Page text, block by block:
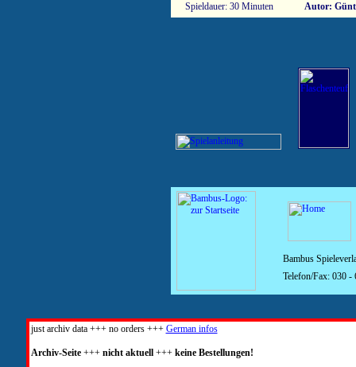
Spieldauer: 30 Minuten Autor:
Bambus
Telefon/Fax: 030 -
just archiv data +++ no orders +++ German infos
Archiv-Seite+++ nicht aktuell+++ keine Bestellungen!